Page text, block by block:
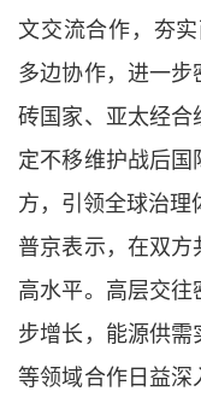
文交流合作，夯
多边协作，进一
砖国家、亚太经合
定不移维护战后
方，引领全球治理
普京表示，在双
高水平。高层交
步增长，能源供
等领域合作日益